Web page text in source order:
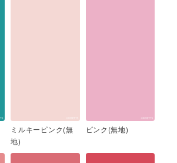
ミルキーピンク(無
地)
ピンク(無地)